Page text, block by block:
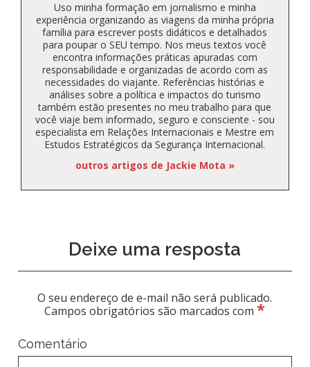
Uso minha formação em jornalismo e minha
experiência organizando as viagens da minha própria
família para escrever posts didáticos e detalhados
para poupar o SEU tempo. Nos meus textos você
encontra informações práticas apuradas com
responsabilidade e organizadas de acordo com as
necessidades do viajante. Referências histórias e
análises sobre a política e impactos do turismo
também estão presentes no meu trabalho para que
você viaje bem informado, seguro e consciente - sou
especialista em Relações Internacionais e Mestre em
Estudos Estratégicos da Segurança Internacional.
outros artigos de Jackie Mota »
Deixe uma resposta
O seu endereço de e-mail não será publicado.
Campos obrigatórios são marcados com*
Comentário